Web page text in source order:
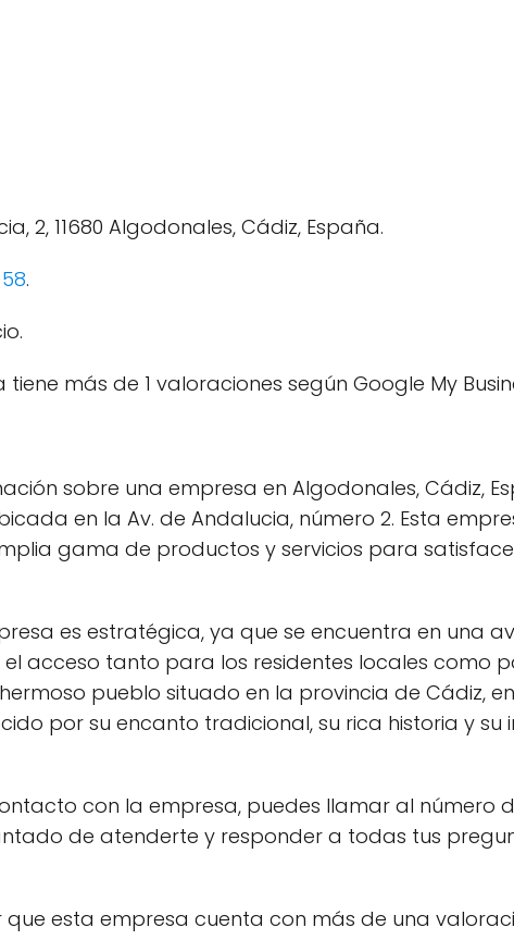
2, 11680 Algodonales, Cádiz, España.
.
tiene más de 1 valoraciones según Google My
sobre una empresa en Algodonales, Cádiz,
en la Av. de Andalucia, número 2. Esta
gama de productos y servicios para
es estratégica, ya que se encuentra en una
acceso tanto para los residentes locales como
pueblo situado en la provincia de Cádiz,
por su encanto tradicional, su rica historia y
con la empresa, puedes llamar al número
de atenderte y responder a todas tus
esta empresa cuenta con más de una